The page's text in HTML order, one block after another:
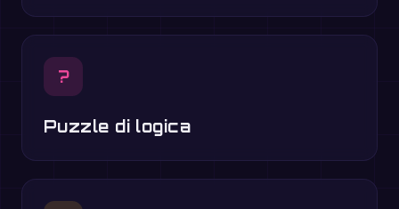
?
Puzzle di logica